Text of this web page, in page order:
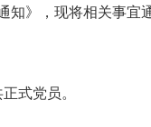
》，现将相关事宜通
式党员。